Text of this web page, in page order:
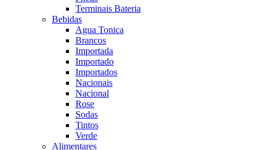
Terminais Bateria
Bebidas
Agua Tonica
Brancos
Importada
Importado
Importados
Nacionais
Nacional
Rose
Sodas
Tintos
Verde
Alimentares